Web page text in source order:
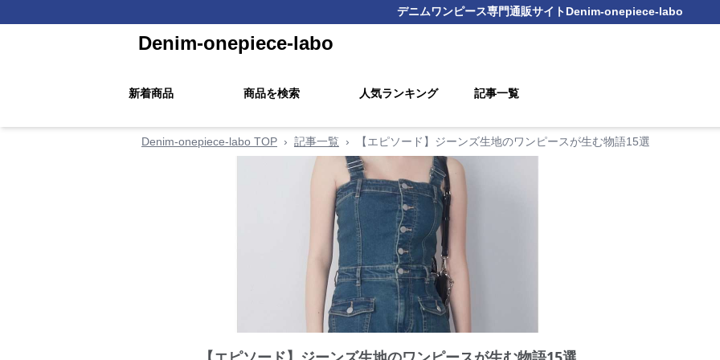
デニムワンピース専門通販サイトDenim-onepiece-labo
Denim-onepiece-labo
新着商品 商品を検索 人気ランキング 記事一覧
Denim-onepiece-labo TOP › 記事一覧 › 【エピソード】ジーンズ生地のワンピースが生む物語15選